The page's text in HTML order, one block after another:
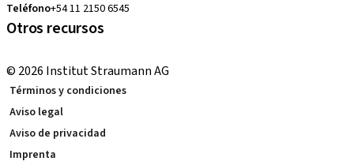
Teléfono+54 11 2150 6545
Otros recursos
© 2026 Institut Straumann AG
Términos y condiciones
Aviso legal
Aviso de privacidad
Imprenta